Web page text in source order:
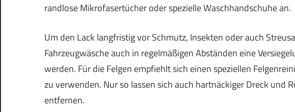
randlose Mikrofasertücher oder spezielle Waschhandschuhe an.
Um den Lack langfristig vor Schmutz, Insekten oder auch
Fahrzeugwäsche auch in regelmäßigen Abständen eine
werden. Für die Felgen empfiehlt sich einen speziellen
zu verwenden. Nur so lassen sich auch hartnäckiger Dreck und
entfernen.